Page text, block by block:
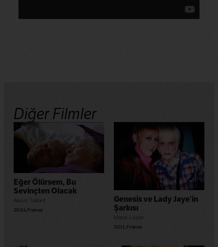
Diğer Filmler
Eğer Ölürsem, Bu
Sevinçten Olacak
Alexis Taillant
2024,Fransa
Genesis ve Lady Jaye’in
Şarkısı
Marie Losier
2011,Fransa